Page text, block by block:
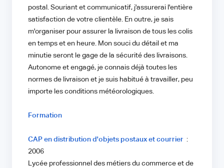
postal. Souriant et communicatif, j'assurerai l'entière
satisfaction de votre clientèle. En outre, je sais
m'organiser pour assurer la livraison de tous les colis
en temps et en heure. Mon souci du détail et ma
minutie seront le gage de la sécurité des livraisons.
Autonome et engagé, je connais déjà toutes les
normes de livraison et je suis habitué à travailler, peu
importe les conditions météorologiques.
Formation
CAP en distribution d'objets postaux et courrier :
2006
Lycée professionnel des métiers du commerce et de